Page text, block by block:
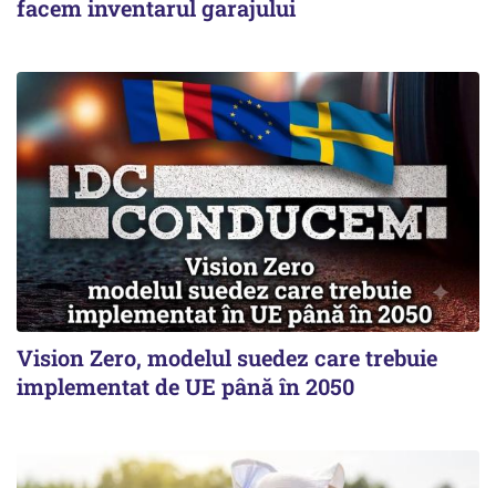
facem inventarul garajului
Vision Zero, modelul suedez care trebuie
implementat de UE până în 2050